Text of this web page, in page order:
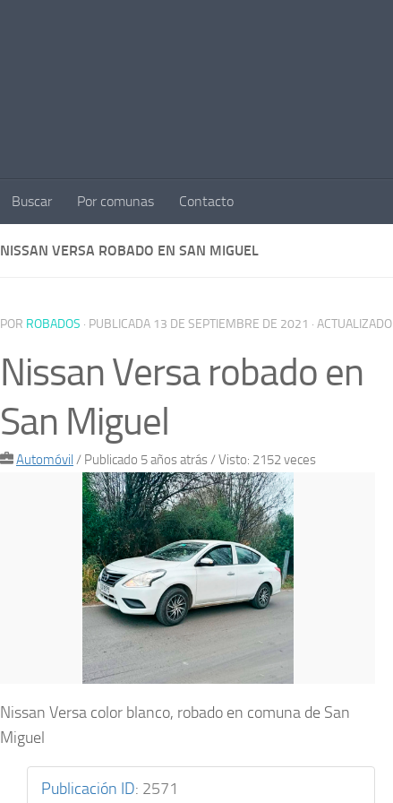
Buscar Por comunas Contacto
NISSAN VERSA ROBADO EN SAN MIGUEL
POR ROBADOS · PUBLICADA 13 DE SEPTIEMBRE DE 2021 · ACTUALIZADO
Nissan Versa robado en
San Miguel
Automóvil / Publicado 5 años atrás/ Visto: 2152 veces
Nissan Versa color blanco, robado en comuna de San
Miguel
Publicación ID: 2571